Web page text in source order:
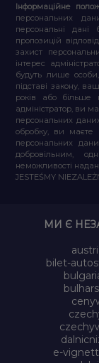
Інформаційне
персональних
персональні
пропозицій
захист
інтерес
будуть лише
підставі закону,
років або більше
адміністратор, ви
персональних
обробку, ви маєте
персональних
добровільним,
неможливості
JESTEŚMY
МИ Є
bilet-
e-